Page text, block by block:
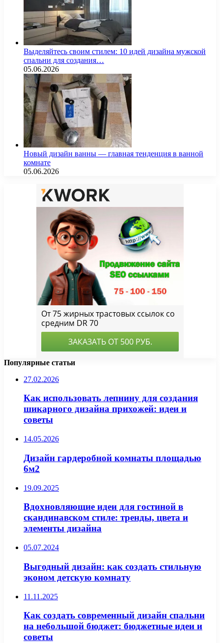
Выделяйтесь своим стилем: 10 идей дизайна мужской
спальни для создания…
05.06.2026
Новый дизайн ванны — главная тенденция в ванной
комнате
05.06.2026
Популярные статьи
27.02.2026
Как использовать лепнину для создания
шикарного дизайна прихожей: идеи и
советы
14.05.2026
Дизайн гардеробной комнаты площадью
6м2
19.09.2025
Вдохновляющие идеи для гостиной в
скандинавском стиле: тренды, цвета и
элементы дизайна
05.07.2024
Выгодный дизайн: как создать стильную
эконом детскую комнату
11.11.2025
Как создать современный дизайн спальни
на небольшой бюджет: бюджетные идеи и
советы